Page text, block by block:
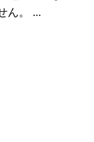
ん。 ...